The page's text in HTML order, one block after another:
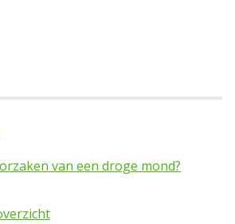
van een droge mond?